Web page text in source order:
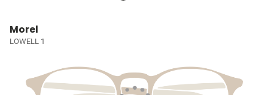
Morel
LOWELL 1